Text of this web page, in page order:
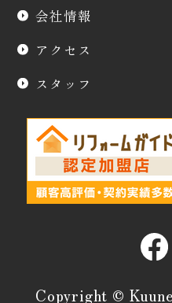
会社情報
アクセス
スタッフ
Copyright ©